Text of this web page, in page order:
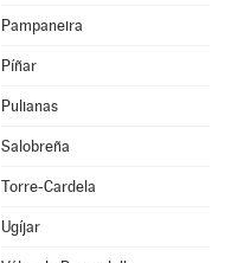
Pampaneira
Píñar
Pulianas
Salobreña
Torre-Cardela
Ugíjar